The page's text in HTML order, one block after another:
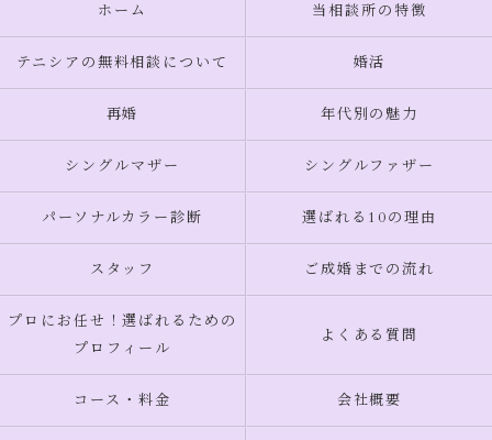
ホーム 当相談所の特徴
テニシアの無料相談について 婚活
再婚 年代別の魅力
シングルマザー シングルファザー
パーソナルカラー診断 選ばれる10の理由
スタッフ ご成婚までの流れ
プロにお任せ！選ばれるための
プロフィール
よくある質問
コース・料金 会社概要